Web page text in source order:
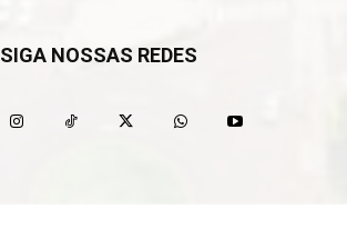
SIGA NOSSAS REDES